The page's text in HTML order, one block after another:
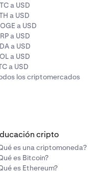
a USD
a USD
a USD
a USD
a USD
a USD
a USD
los criptomercados
cripto
es una criptomoneda?
es Bitcoin?
es Ethereum?